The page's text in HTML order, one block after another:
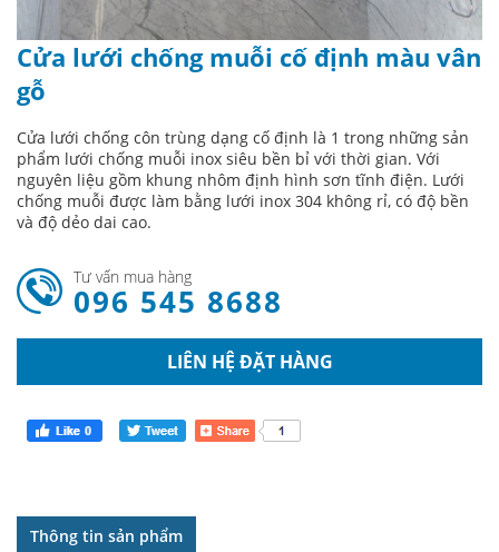
Cửa lưới chống muỗi cố định màu vân
gỗ
Cửa lưới chống côn trùng dạng cố định là 1 trong những sản
phẩm lưới chống muỗi inox siêu bền bỉ với thời gian. Với
nguyên liệu gồm khung nhôm định hình sơn tĩnh điện. Lưới
chống muỗi được làm bằng lưới inox 304 không rỉ, có độ bền
và độ dẻo dai cao.
Tư vấn mua hàng
096 545 8688
LIÊN HỆ ĐẶT HÀNG
Thông tin sản phẩm